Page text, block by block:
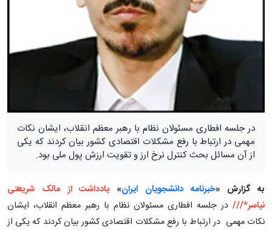
در جلسه افطاری مسئولان نظام با رهبر معظم انقلاب، ایشان نکات
مهمی در ارتباط با رفع مشکلات اقتصادی کشور بیان کردند که یکی
از آن مسائل بحث کنترل نرخ ارز و تقویت ارزش پول ملی بود.
به گزارش «خبرنامه دانشجویان ایران» یادداشت از مالک شریعتی
نیاسر*/// در جلسه افطاری مسئولان نظام با رهبر معظم انقلاب، ایشان
نکات مهمی در ارتباط با رفع مشکلات اقتصادی کشور بیان کردند که یکی از